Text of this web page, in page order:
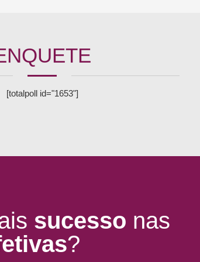
[totalpoll id="1653"]
sucesso nas
?